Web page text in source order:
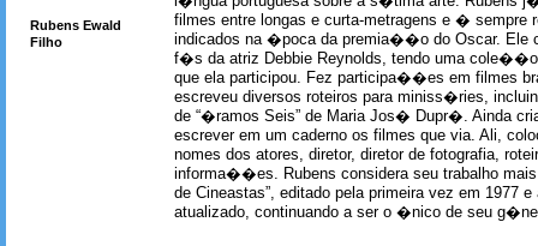
Rubens Ewald
Filho
filmes entre longas e curta-metragens e � sempre
indicados na �poca da premia��o do Oscar. Ele
f�s da atriz Debbie Reynolds, tendo uma
que ela participou. Fez participa��es em filmes
escreveu diversos roteiros para miniss�ries,
de “�ramos Seis” de Maria Jos� Dupr�. Ainda
escrever em um caderno os filmes que via. Ali,
nomes dos atores, diretor, diretor de fotografia,
informa��es. Rubens considera seu trabalho
de Cineastas”, editado pela primeira vez em 1977 e
atualizado, continuando a ser o �nico de seu